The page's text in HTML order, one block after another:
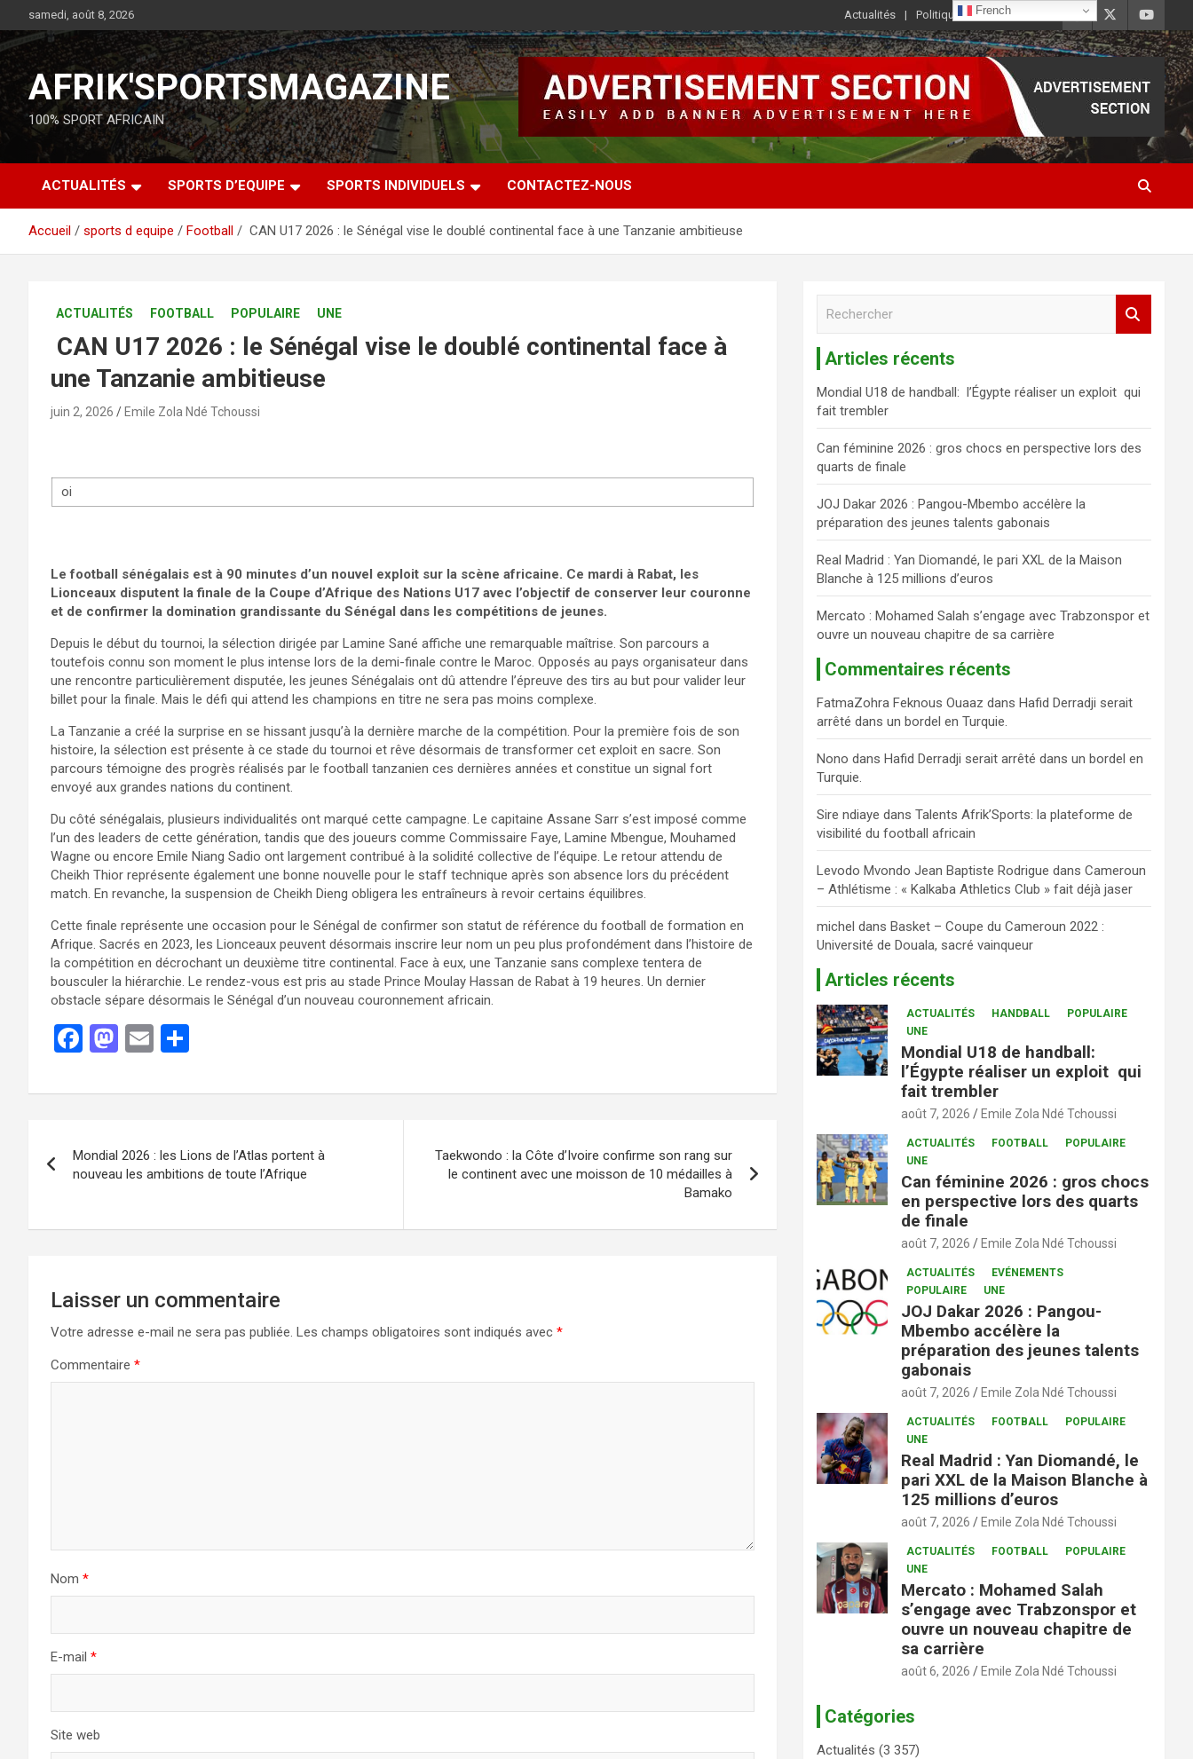
samedi, août 8, 2026 Actualités Politique de Confidentialité
AFRIK'SPORTSMAGAZINE
100% SPORT AFRICAIN
ACTUALITÉS SPORTS D’EQUIPE SPORTS INDIVIDUELS CONTACTEZ-NOUS
Accueil sports d equipe Football CAN U17 2026 : le Sénégal vise le doublé continental face à une Tanzanie ambitieuse
ACTUALITÉS FOOTBALL POPULAIRE UNE
CAN U17 2026 : le Sénégal vise le doublé continental face à
une Tanzanie ambitieuse
juin 2, 2026 Emile Zola Ndé Tchoussi
oi
Le football sénégalais est à 90 minutes d’un nouvel exploit sur la scène africaine. Ce mardi à Rabat, les
Lionceaux disputent la finale de la Coupe d’Afrique des Nations U17 avec l’objectif de conserver leur couronne
et de confirmer la domination grandissante du Sénégal dans les compétitions de jeunes.
Depuis le début du tournoi, la sélection dirigée par Lamine Sané affiche une remarquable maîtrise. Son parcours a
toutefois connu son moment le plus intense lors de la demi-finale contre le Maroc. Opposés au pays organisateur dans
une rencontre particulièrement disputée, les jeunes Sénégalais ont dû attendre l’épreuve des tirs au but pour valider leur
billet pour la finale. Mais le défi qui attend les champions en titre ne sera pas moins complexe.
La Tanzanie a créé la surprise en se hissant jusqu’à la dernière marche de la compétition. Pour la première fois de son
histoire, la sélection est présente à ce stade du tournoi et rêve désormais de transformer cet exploit en sacre. Son
parcours témoigne des progrès réalisés par le football tanzanien ces dernières années et constitue un signal fort
envoyé aux grandes nations du continent.
Du côté sénégalais, plusieurs individualités ont marqué cette campagne. Le capitaine Assane Sarr s’est imposé comme
l’un des leaders de cette génération, tandis que des joueurs comme Commissaire Faye, Lamine Mbengue, Mouhamed
Wagne ou encore Emile Niang Sadio ont largement contribué à la solidité collective de l’équipe. Le retour attendu de
Cheikh Thior représente également une bonne nouvelle pour le staff technique après son absence lors du précédent
match. En revanche, la suspension de Cheikh Dieng obligera les entraîneurs à revoir certains équilibres.
Cette finale représente une occasion pour le Sénégal de confirmer son statut de référence du football de formation en
Afrique. Sacrés en 2023, les Lionceaux peuvent désormais inscrire leur nom un peu plus profondément dans l’histoire de
la compétition en décrochant un deuxième titre continental. Face à eux, une Tanzanie sans complexe tentera de
bousculer la hiérarchie. Le rendez-vous est pris au stade Prince Moulay Hassan de Rabat à 19 heures. Un dernier
obstacle sépare désormais le Sénégal d’un nouveau couronnement africain.
F
ce
o
o
M
st
d
o
E
ail ta
er
Mondial 2026 : les Lions de l’Atlas portent à
nouveau les ambitions de toute l’Afrique
Taekwondo : la Côte d’Ivoire confirme son rang sur
le continent avec une moisson de 10 médailles à
Bamako
Laisser un commentaire
Votre adresse e-mail ne sera pas publiée. Les champs obligatoires sont indiqués avec *
Commentaire *
Nom *
E-mail *
Site web
r
c
h
e
r
Articles récents
Mondial U18 de handball: l’Égypte réaliser un exploit qui
fait trembler
Can féminine 2026 : gros chocs en perspective lors des
quarts de finale
JOJ Dakar 2026 : Pangou-Mbembo accélère la
préparation des jeunes talents gabonais
Real Madrid : Yan Diomandé, le pari XXL de la Maison
Blanche à 125 millions d’euros
Mercato : Mohamed Salah s’engage avec Trabzonspor et
ouvre un nouveau chapitre de sa carrière
Commentaires récents
FatmaZohra Feknous Ouaaz dansHafid Derradji serait
arrêté dans un bordel en Turquie.
Nono dansHafid Derradji serait arrêté dans un bordel en
Turquie.
Sire ndiaye dansTalents Afrik’Sports: la plateforme de
visibilité du football africain
Levodo Mvondo Jean Baptiste Rodrigue dansCameroun
– Athlétisme : « Kalkaba Athletics Club » fait déjà jaser
michel dansBasket – Coupe du Cameroun 2022 :
Université de Douala, sacré vainqueur
Articles récents
ACTUALITÉS HANDBALL
POPULAIRE
UNE
Mondial U18 de handball:
l’Égypte réaliser un exploit qui
fait trembler
août 7, 2026 Emile Zola Ndé Tchoussi
ACTUALITÉS FOOTBALL
POPULAIRE
UNE
Can féminine 2026 : gros chocs
en perspective lors des quarts
de finale
août 7, 2026 Emile Zola Ndé Tchoussi
ACTUALITÉS
EVÉNEMENTS
POPULAIRE
UNE
JOJ Dakar 2026 : Pangou-
Mbembo accélère la
préparation des jeunes talents
gabonais
août 7, 2026 Emile Zola Ndé Tchoussi
ACTUALITÉS FOOTBALL
POPULAIRE
UNE
Real Madrid : Yan Diomandé, le
pari XXL de la Maison Blanche à
125 millions d’euros
août 7, 2026 Emile Zola Ndé Tchoussi
ACTUALITÉS FOOTBALL
POPULAIRE
UNE
Mercato : Mohamed Salah
s’engage avec Trabzonspor et
ouvre un nouveau chapitre de
sa carrière
août 6, 2026 Emile Zola Ndé Tchoussi
Catégories
Actualités (3 357)
French